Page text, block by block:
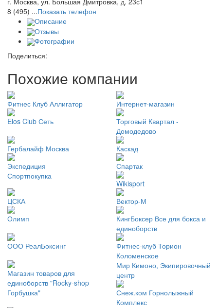
8 (495) ...Показать телефон
Описание
Отзывы
Фотографии
Поделиться:
Похожие компании
Фитнес Клуб Аллигатор
Интернет-магазин
Elos Club Сеть
Торговый Квартал -
Домодедово
Гербалайф Москва
Каскад
Экспедиция
Спартак
Спортпокупка
Wikisport
ЦСКА
Вектор-М
Олимп
КингБоксер Все для бокса и
единоборств
ООО РеалБоксинг
Фитнес-клуб Торион
Коломенское
Магазин товаров для
единоборств "Rocky-shop
Горбушка"
Мир Кимоно, Экипировочный
центр
Снеж.ком Горнолыжный
Комплекс